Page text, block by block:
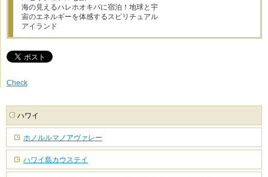
海の見えるハレホオキパに宿泊！地球と宇
宙のエネルギーを体感するスピリチュアル
アイランド
Check
ハワイ
ホノルルマノアヴァレー
ハワイ島カウステイ